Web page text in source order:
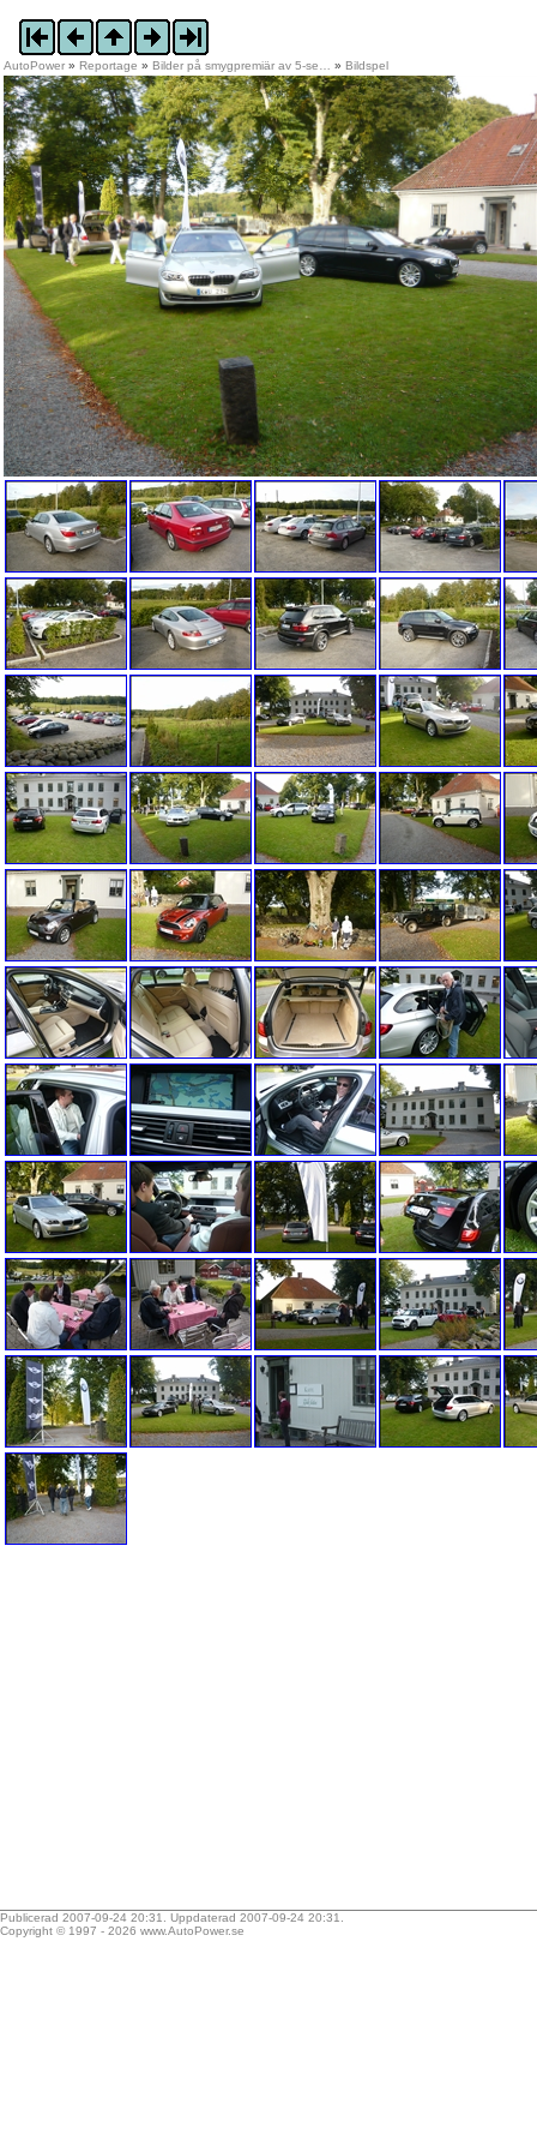
AutoPower » Reportage » Bilder på smygpremiär av 5-se… » Bildspel
Publicerad 2007-09-24 20:31. Uppdaterad 2007-09-24 20:31.
Copyright © 1997 - 2026 www.AutoPower.se